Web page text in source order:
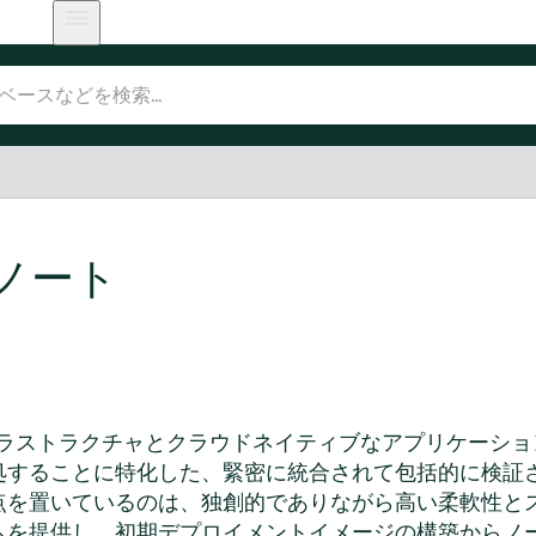
ート
ストラクチャとクラウドネイティブなアプリケーシ
ることに特化した、緊密に統合されて包括的に検証
置いているのは、独創的でありながら高い柔軟性と